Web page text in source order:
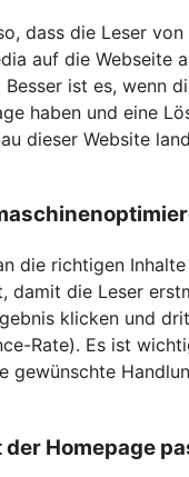
dass die Leser
auf die Webseite
ist es, wenn
haben und eine
dieser Website
die richtigen
damit die Leser
klicken und
Rate). Es ist
gewünschte
der Homepage